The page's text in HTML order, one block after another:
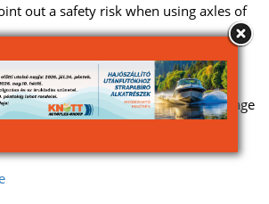
out a safety risk when using axles of
there is an increased risk of failure
of axle.
whether the axle has been
before use. Please refer to the image
files for more information.
faulty design.